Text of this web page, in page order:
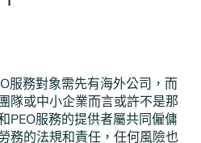
服務對象需先有海外公司，而
隊或中小企業而言或許不是那
PEO服務的提供者屬共同僱傭
務的法規和責任，任何風險也